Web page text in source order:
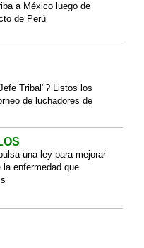
a México luego de
de Perú
Tribal"? Listos los
de luchadores de
una ley para mejorar
la enfermedad que